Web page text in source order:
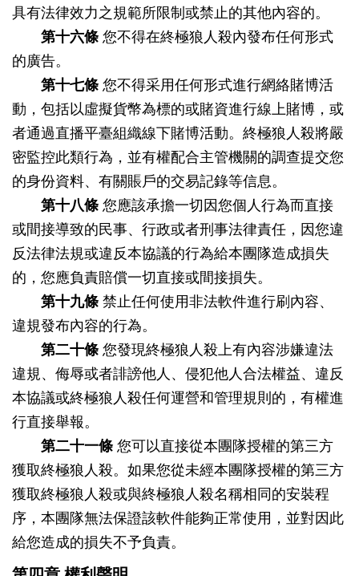
具有法律效力之規範所限制或禁止的其他內容的。
第十六條 您不得在終極狼人殺內發布任何形式
的廣告。
第十七條 您不得采用任何形式進行網絡賭博活
動，包括以虛擬貨幣為標的或賭資進行線上賭博，或
者通過直播平臺組織線下賭博活動。終極狼人殺將嚴
密監控此類行為，並有權配合主管機關的調查提交您
的身份資料、有關賬戶的交易記錄等信息。
第十八條 您應該承擔一切因您個人行為而直接
或間接導致的民事、行政或者刑事法律責任，因您違
反法律法規或違反本協議的行為給本團隊造成損失
的，您應負責賠償一切直接或間接損失。
第十九條 禁止任何使用非法軟件進行刷內容、
違規發布內容的行為。
第二十條 您發現終極狼人殺上有內容涉嫌違法
違規、侮辱或者誹謗他人、侵犯他人合法權益、違反
本協議或終極狼人殺任何運營和管理規則的，有權進
行直接舉報。
第二十一條 您可以直接從本團隊授權的第三方
獲取終極狼人殺。如果您從未經本團隊授權的第三方
獲取終極狼人殺或與終極狼人殺名稱相同的安裝程
序，本團隊無法保證該軟件能夠正常使用，並對因此
給您造成的損失不予負責。